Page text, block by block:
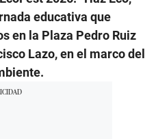
educativa que
en la Plaza Pedro Ruiz
Lazo, en el marco del